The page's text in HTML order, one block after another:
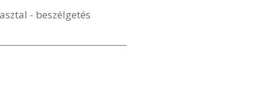
- beszélgetés